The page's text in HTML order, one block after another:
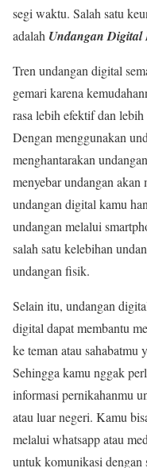
segi waktu. Salah satu
adalah Undangan Digital
Tren undangan digital
gemari karena
rasa lebih efektif dan
Dengan menggunakan
menghantarakan
menyebar undangan
undangan digital kamu
undangan melalui
salah satu kelebihan
undangan fisik.
Selain itu, undangan
digital dapat membantu
ke teman atau sahabatmu
Sehingga kamu nggak
informasi pernikahanmu
atau luar negeri. Kamu
melalui whatsapp atau
untuk komunikasi dengan